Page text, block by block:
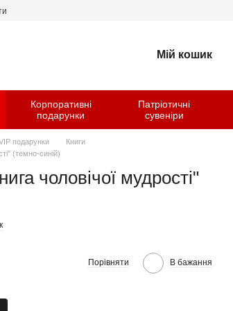
Мій кошик
Корпоративні
подарунки
Патріотичні
сувеніри
подарунки
Книги
(темно-синій)
чоловічої мудрості"
Порівняти В бажання